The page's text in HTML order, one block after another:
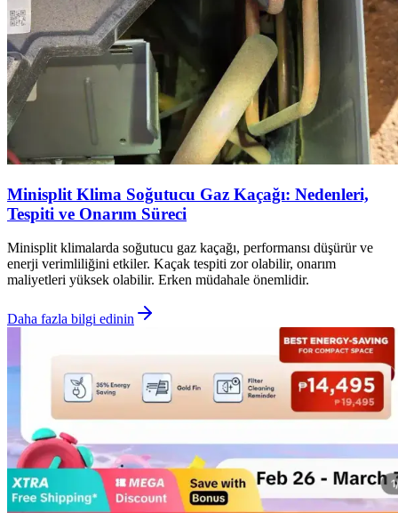
Minisplit Klima Soğutucu Gaz Kaçağı: Nedenleri,
Tespiti ve Onarım Süreci
Minisplit klimalarda soğutucu gaz kaçağı, performansı düşürür ve
enerji verimliliğini etkiler. Kaçak tespiti zor olabilir, onarım
maliyetleri yüksek olabilir. Erken müdahale önemlidir.
Daha fazla bilgi edinin